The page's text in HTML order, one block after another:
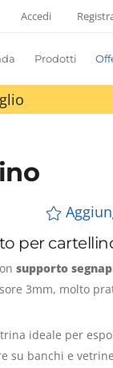
Accedi
Prodotti
per
supporto
3mm, molto
ideale per
su banchi e